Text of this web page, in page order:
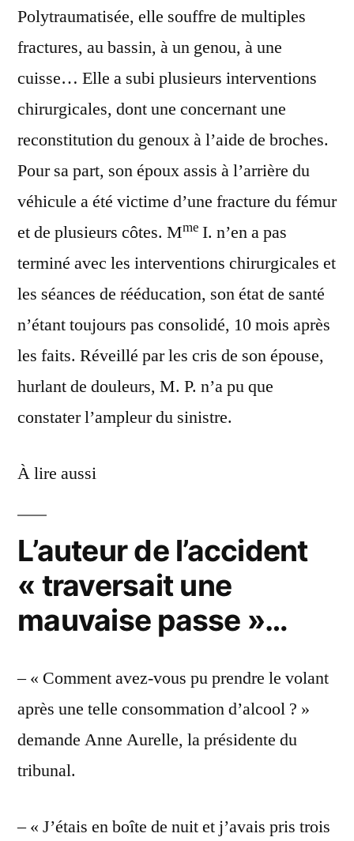
Polytraumatisée, elle souffre de multiples
fractures, au bassin, à un genou, à une
cuisse… Elle a subi plusieurs interventions
chirurgicales, dont une concernant une
reconstitution du genoux à l’aide de broches.
Pour sa part, son époux assis à l’arrière du
véhicule a été victime d’une fracture du fémur
et de plusieurs côtes. Mme I. n’en a pas
terminé avec les interventions chirurgicales et
les séances de rééducation, son état de santé
n’étant toujours pas consolidé, 10 mois après
les faits. Réveillé par les cris de son épouse,
hurlant de douleurs, M. P. n’a pu que
constater l’ampleur du sinistre.
À lire aussi
L’auteur de l’accident
« traversait une
mauvaise passe »…
– « Comment avez-vous pu prendre le volant
après une telle consommation d’alcool ? »
demande Anne Aurelle, la présidente du
tribunal.
– « J’étais en boîte de nuit et j’avais pris trois